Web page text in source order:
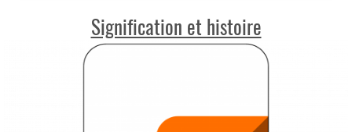
Signification et histoire